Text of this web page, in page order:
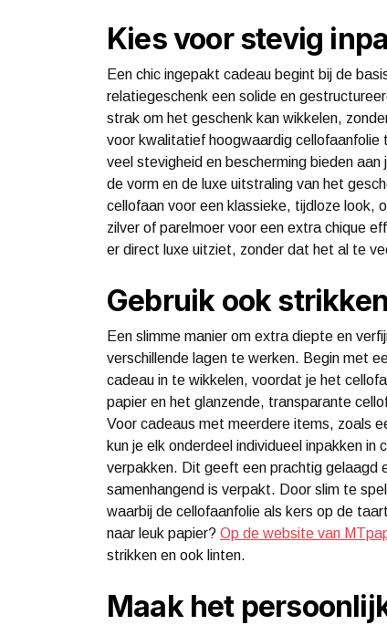
Kies voor stevig
Een chic ingepakt cadeau begint bij de
relatiegeschenk een solide en
strak om het geschenk kan wikkelen,
voor kwalitatief hoogwaardig cellofaanfolie
veel stevigheid en bescherming bieden
de vorm en de luxe uitstraling van het
cellofaan voor een klassieke, tijdloze look,
zilver of parelmoer voor een extra chique
er direct luxe uitziet, zonder dat het al te
Gebruik ook
Een slimme manier om extra diepte en
verschillende lagen te werken. Begin met
cadeau in te wikkelen, voordat je het
papier en het glanzende, transparante
Voor cadeaus met meerdere items, zoals
kun je elk onderdeel individueel inpakken
verpakken. Dit geeft een prachtig gelaagd
samenhangend is verpakt. Door slim te
waarbij de cellofaanfolie als kers op de
naar leuk papier? Op de website van
strikken en ook linten.
Maak het